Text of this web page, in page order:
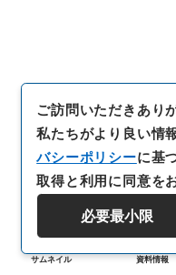
サムネイル 資料情報
ご訪問いただきあり
私たちがより良い情
バシーポリシーに基
取得と利用に同意を
必要最小限